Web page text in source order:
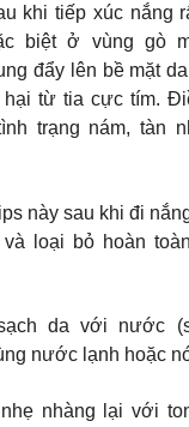
khi tiếp xúc nắng
biệt ở vùng gò
đẩy lên bề mặt
hại từ tia cực tím.
trạng nám, tàn
này sau khi đi
loại bỏ hoàn
da với nước
nước lạnh hoặc
nhàng lại với